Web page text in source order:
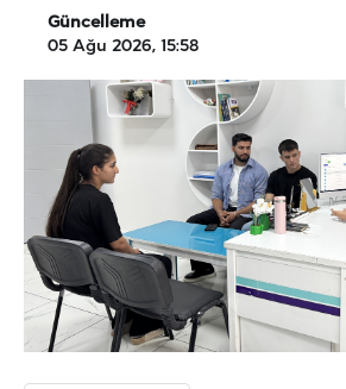
Güncelleme
05 Ağu 2026, 15:58